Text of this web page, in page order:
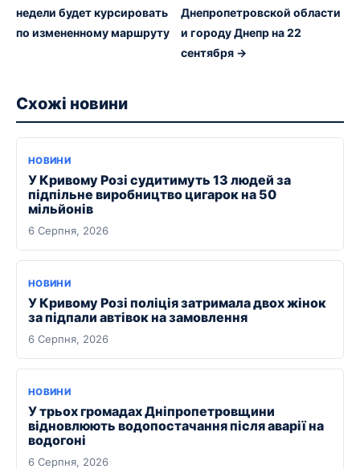
недели будет курсировать
по измененному маршруту
Днепропетровской области
и городу Днепр на 22
сентября →
Схожі новини
НОВИНИ
У Кривому Розі судитимуть 13 людей за
підпільне виробництво цигарок на 50
мільйонів
6 Серпня, 2026
НОВИНИ
У Кривому Розі поліція затримала двох жінок
за підпали автівок на замовлення
6 Серпня, 2026
НОВИНИ
У трьох громадах Дніпропетровщини
відновлюють водопостачання після аварії на
водогоні
6 Серпня, 2026